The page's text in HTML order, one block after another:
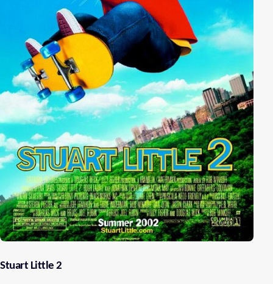
Stuart Little 2